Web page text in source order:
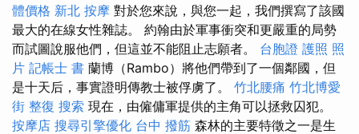
體價格 新北 按摩 對於您來說，與您一起，我們撰寫了該國
最大的在線女性雜誌。 約翰由於軍事衝突和更嚴重的局勢
而試圖說服他們，但這並不能阻止志願者。 台胞證 護照 照
片 記帳士 書 蘭博（Rambo）將他們帶到了一個鄰國，但
是十天后，事實證明傳教士被俘虜了。 竹北腰痛 竹北博愛
街 整復 搜索 現在，由僱傭軍提供的主角可以拯救囚犯。
按摩店 搜尋引擎優化 台中 撥筋 森林的主要特徵之一是生